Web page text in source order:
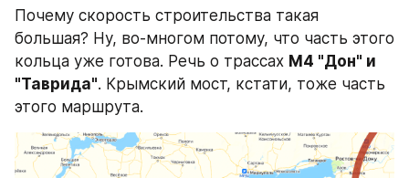
Почему скорость строительства такая
большая? Ну, во-многом потому, что часть этого
кольца уже готова. Речь о трассах М4 "Дон" и
"Таврида". Крымский мост, кстати, тоже часть
этого маршрута.